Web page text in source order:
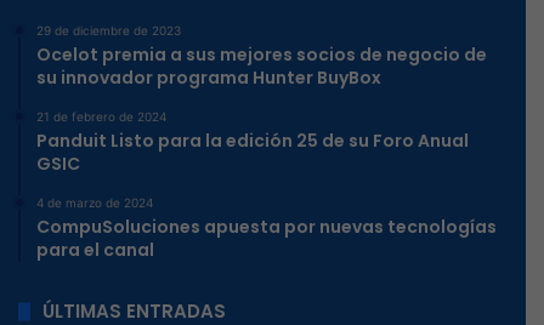
29 de diciembre de 2023
Ocelot premia a sus mejores socios de negocio de
su innovador programa Hunter BuyBox
21 de febrero de 2024
Panduit Listo para la edición 25 de su Foro Anual
GSIC
4 de marzo de 2024
CompuSoluciones apuesta por nuevas tecnologías
para el canal
ÚLTIMAS ENTRADAS